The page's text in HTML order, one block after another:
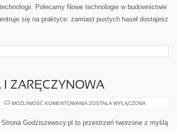
Polecamy Nowe technologie w budownictwie
się na praktyce: zamiast pustych haseł dostajesz
I ZARĘCZYNOWA
MOŻLIWOŚĆ KOMENTOWANIA BIŻUTERIA
ZARĘCZYNOWA
ZOSTAŁA WYŁĄCZONA
Strona Godziszewscy.pl to przestrzeń tworzone z myślą